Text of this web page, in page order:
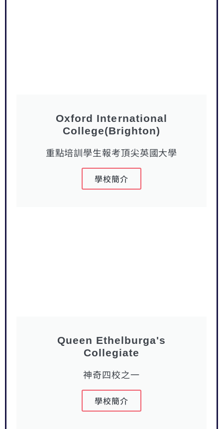
Oxford International
College(Brighton)
重點培訓學生報考頂尖英國大學
學校簡介
Queen Ethelburga's
Collegiate
神奇四校之一
學校簡介